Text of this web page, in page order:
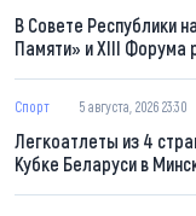
В Совете Республики
Памяти» и XIII Форума
Спорт 5 августа, 2026 23:30
Легкоатлеты из 4
Кубке Беларуси в